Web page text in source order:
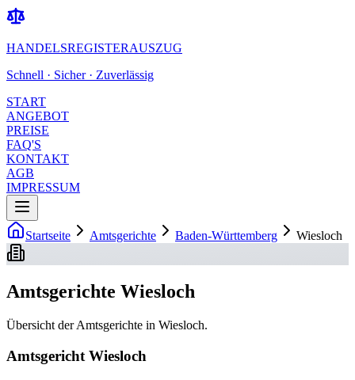
HANDELSREGISTERAUSZUG
Schnell · Sicher · Zuverlässig
START
ANGEBOT
PREISE
FAQ'S
KONTAKT
AGB
IMPRESSUM
Startseite Amtsgerichte Baden-Württemberg Wiesloch
Amtsgerichte Wiesloch
Übersicht der Amtsgerichte in Wiesloch.
Amtsgericht Wiesloch